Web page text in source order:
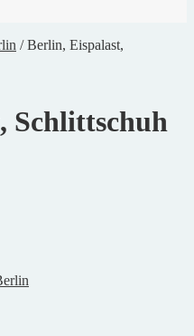
/Berlin, Eispalast,
Schlittschuh